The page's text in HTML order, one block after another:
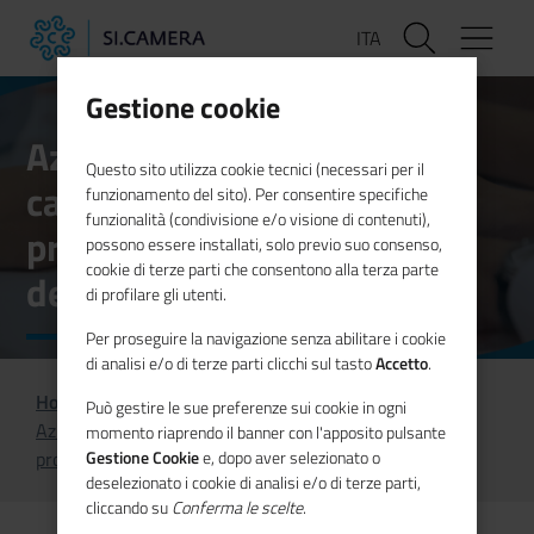
Salta
contenuto
ITA
Azione di supporto alla rete
camerale sui temi della
proprietà industriale e
dell’anticontraffazione
Home
Progetti
Azione di supporto alla rete camerale sui temi della
proprietà industriale e dell’anticontraffazione
Gestione cookie
Questo sito utilizza cookie tecnici (necessari per il
funzionamento del sito). Per consentire specifiche
funzionalità (condivisione e/o visione di contenuti),
possono essere installati, solo previo suo consenso,
cookie di terze parti che consentono alla terza parte
di profilare gli utenti.
Per proseguire la navigazione senza abilitare i cookie
di analisi e/o di terze parti clicchi sul tastoAccetto.
Può gestire le sue preferenze sui cookie in ogni
momento riaprendo il banner con l'apposito pulsante
Gestione Cookiee, dopo aver selezionato o
deselezionato i cookie di analisi e/o di terze parti,
cliccando suConferma le scelte.